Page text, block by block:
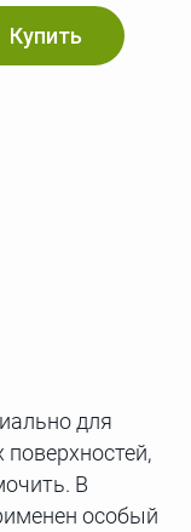
Купить
для
В
особый